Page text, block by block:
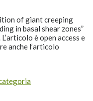
of giant creeping
in basal shear zones”
è open access e
anche l’articolo